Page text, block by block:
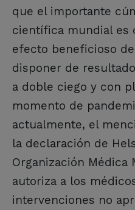
que el importante
científica mundial es
efecto beneficioso
disponer de
a doble ciego y con
momento de
actualmente, el
la declaración de
Organización Médica
autoriza a los
intervenciones no